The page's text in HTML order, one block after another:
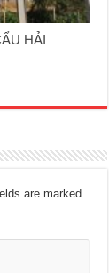
HẢI
are marked